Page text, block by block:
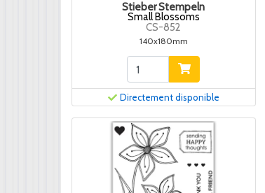
Stieber Stempeln
Small Blossoms
CS-852
140x180mm
Directement disponible